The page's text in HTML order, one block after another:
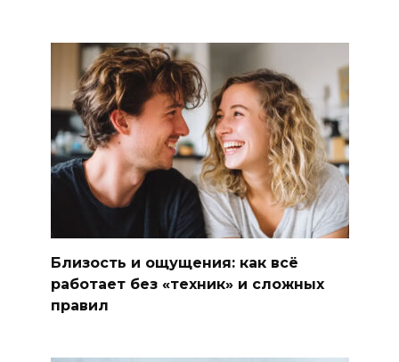
Близость и ощущения: как всё
работает без «техник» и сложных
правил